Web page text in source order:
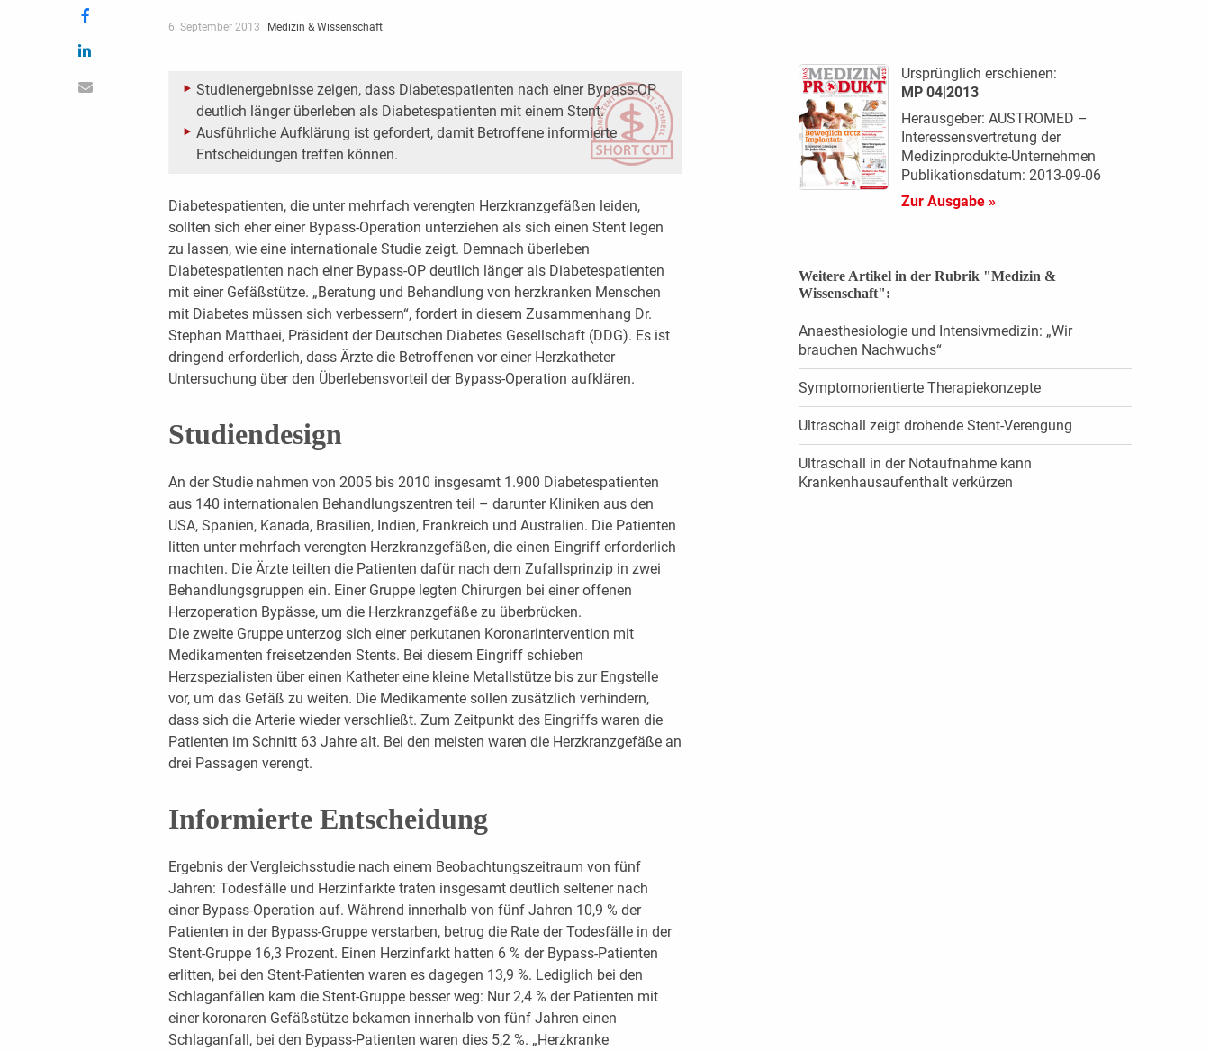
6. September 2013 Medizin & Wissenschaft
Studienergebnisse zeigen, dass Diabetespatienten nach einer Bypass-OP
deutlich länger überleben als Diabetespatienten mit einem Stent.
Ausführliche Aufklärung ist gefordert, damit Betroffene informierte
Entscheidungen treffen können.
Diabetespatienten, die unter mehrfach verengten Herzkranzgefäßen leiden,
sollten sich eher einer Bypass-Operation unterziehen als sich einen Stent legen
zu lassen, wie eine internationale Studie zeigt. Demnach überleben
Diabetespatienten nach einer Bypass-OP deutlich länger als Diabetespatienten
mit einer Gefäßstütze. „Beratung und Behandlung von herzkranken Menschen
mit Diabetes müssen sich verbessern“, fordert in diesem Zusammenhang Dr.
Stephan Matthaei, Präsident der Deutschen Diabetes Gesellschaft (DDG). Es ist
dringend erforderlich, dass Ärzte die Betroffenen vor einer Herzkatheter
Untersuchung über den Überlebensvorteil der Bypass-Operation aufklären.
Studiendesign
An der Studie nahmen von 2005 bis 2010 insgesamt 1.900 Diabetespatienten
aus 140 internationalen Behandlungszentren teil – darunter Kliniken aus den
USA, Spanien, Kanada, Brasilien, Indien, Frankreich und Australien. Die Patienten
litten unter mehrfach verengten Herzkranzgefäßen, die einen Eingriff erforderlich
machten. Die Ärzte teilten die Patienten dafür nach dem Zufallsprinzip in zwei
Behandlungsgruppen ein. Einer Gruppe legten Chirurgen bei einer offenen
Herzoperation Bypässe, um die Herzkranzgefäße zu überbrücken.
Die zweite Gruppe unterzog sich einer perkutanen Koronarintervention mit
Medikamenten freisetzenden Stents. Bei diesem Eingriff schieben
Herzspezialisten über einen Katheter eine kleine Metallstütze bis zur Engstelle
vor, um das Gefäß zu weiten. Die Medikamente sollen zusätzlich verhindern,
dass sich die Arterie wieder verschließt. Zum Zeitpunkt des Eingriffs waren die
Patienten im Schnitt 63 Jahre alt. Bei den meisten waren die Herzkranzgefäße an
drei Passagen verengt.
Informierte Entscheidung
Ergebnis der Vergleichsstudie nach einem Beobachtungszeitraum von fünf
Jahren: Todesfälle und Herzinfarkte traten insgesamt deutlich seltener nach
einer Bypass-Operation auf. Während innerhalb von fünf Jahren 10,9 % der
Patienten in der Bypass-Gruppe verstarben, betrug die Rate der Todesfälle in der
Stent-Gruppe 16,3 Prozent. Einen Herzinfarkt hatten 6 % der Bypass-Patienten
erlitten, bei den Stent-Patienten waren es dagegen 13,9 %. Lediglich bei den
Schlaganfällen kam die Stent-Gruppe besser weg: Nur 2,4 % der Patienten mit
einer koronaren Gefäßstütze bekamen innerhalb von fünf Jahren einen
Schlaganfall, bei den Bypass-Patienten waren dies 5,2 %. „Herzkranke
Ursprünglich erschienen:
MP 04|2013
Herausgeber: AUSTROMED –
Interessensvertretung der
Medizinprodukte-Unternehmen
Publikationsdatum: 2013-09-06
Zur Ausgabe »
Weitere Artikel in der Rubrik "Medizin &
Wissenschaft":
Anaesthesiologie und Intensivmedizin: „Wir
brauchen Nachwuchs“
Symptomorientierte Therapiekonzepte
Ultraschall zeigt drohende Stent-Verengung
Ultraschall in der Notaufnahme kann
Krankenhausaufenthalt verkürzen